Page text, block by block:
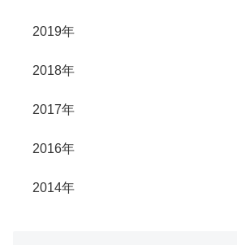
2019年
2018年
2017年
2016年
2014年